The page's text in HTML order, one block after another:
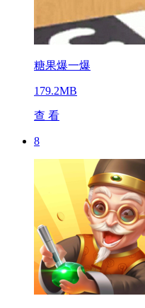
糖果爆一爆
179.2MB
查 看
8